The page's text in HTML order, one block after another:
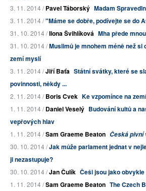
3. 11. 2014 /Pavel Táborský Madam
3. 11. 2014 /"Máme se dobře, podívejte se do
31. 10. 2014 /Ilona Švihlíková Mha přede
31. 10. 2014 /Muslimů je mnohem méně než
zemí myslí
3. 11. 2014 /Jiří Baťa Státní svátky, které se
povinnosti, někdy ...
2. 11. 2014 /Boris Cvek Ke vzpomínce na
1. 11. 2014 /Daniel Veselý Budování kultů a
vepřových hlav
1. 11. 2014 /Sam Graeme Beaton Česká pivní
30. 10. 2014 /Jak může parlament jednat v
ji nezastupuje?
30. 10. 2014 /Jan Čulík Češi jsou jako
1. 11. 2014 /Sam Graeme Beaton The Czech